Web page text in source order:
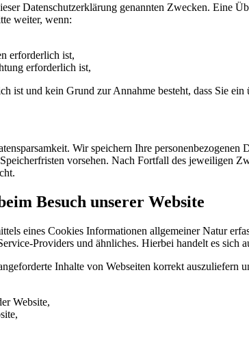
Datenschutzerklärung genannten Zwecken. Eine
weiter, wenn:
erforderlich ist,
erforderlich ist,
ist und kein Grund zur Annahme besteht, dass Sie
Wir speichern Ihre
vorsehen. Nach Fortfall des jeweiligen
Besuch unserer Website
eines Cookies Informationen allgemeiner Natur
Providers und ähnliches. Hierbei handelt es
Inhalte von Webseiten korrekt auszuliefern
Website,